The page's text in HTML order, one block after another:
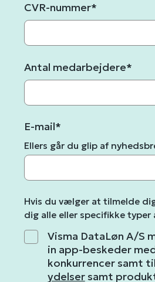
CVR-nummer*
Antal medarbejdere*
E-mail*
Ellers går du glip af
Hvis du vælger at tilmelde
dig alle eller specifikke typer
Visma DataLøn A/S
in app-beskeder
konkurrencer samt
ydelsersamt